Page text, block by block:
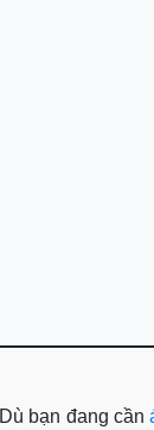
bạn đang cần